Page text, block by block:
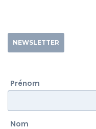
NEWSLETTER
Prénom
Nom